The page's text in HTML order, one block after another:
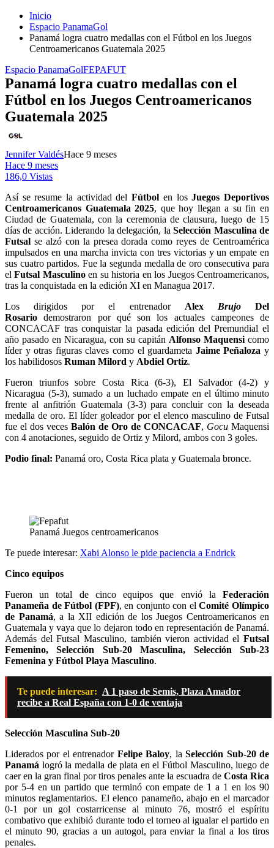
Inicio
Espacio PanamaGol
Panamá logra cuatro medallas con el Fútbol en los Juegos
Centroamericanos Guatemala 2025
Espacio PanamaGolFEPAFUT
Panamá logra cuatro medallas con el
Fútbol en los Juegos Centroamericanos
Guatemala 2025
Jennifer ValdésHace 9 meses
Hace 9 meses
186,0 Vistas
Así se resume la actividad delFútbol en losJuegos Deportivos
Centroamericanos Guatemala 2025, que hoy llegan a su fin en
Ciudad de Guatemala, con la ceremonia de clausura, luego de 15
días de acción. Liderando la delegación, laSelección Masculina de
Futsal se alzó con la presea dorada como reyes de Centroamérica
impulsados en una marcha invicta con tres victorias y un empate en
sus cuatro partidos. Fue la segunda medalla de oro consecutiva para
elFutsal Masculinoen su historia en los Juegos Centroamericanos,
tras la conquistada en la edición XI en Managua 2017.
Los dirigidos por el entrenador Alex BrujoDel
Rosario demostraron por qué son los actuales campeones de
CONCACAF tras conquistar la pasada edición del Premundial el
año pasado en Nicaragua, con su capitán Alfonso Maquensi como
líder y otras figuras claves como el guardameta Jaime Peñaloza y
los habilidosos Ruman Milord y Abdiel Ortiz.
Fueron triunfos sobre Costa Rica (6-3), El Salvador (4-2) y
Nicaragua (5-3), sumado a un luchado empate en el último minuto
frente al anfitrión Guatemala (3-3) para concluir con la deseada
medalla de oro. El líder goleador por el elenco masculino de Futsal
fue el dos veces Balón de Oro de CONCACAF, Gocu Maquensi
con 4 anotaciones, seguido de Ortiz y Milord, ambos con 3 goles.
Podio final: Panamá oro, Costa Rica plata y Guatemala bronce.
Panamá Juegos centroamericanos
Te puede interesar: Xabi Alonso le pide paciencia a Endrick
Cinco equipos
Fueron un total de cinco equipos que envió la Federación
Panameña de Fútbol (FPF), en conjunto con elComité Olímpico
de Panamá, a la XII edición de los Juegos Centroamericanos en
Guatemala y vaya que lo dejaron todo en representación de Panamá.
Además del Futsal Masculino, también vieron actividad el Futsal
Femenino, Selección Sub-20 Masculina, Selección Sub-23
Femenina y Fútbol Playa Masculino.
Te puede interesar: A 1 paso de Semis, Plaza Amador
recibe a Real España con 1-0 de ventaja
Selección Masculina Sub-20
Liderados por el entrenador Felipe Baloy, laSelección Sub-20 de
Panamá logró la medalla de plata en el Fútbol Masculino, luego de
caer en la gran final por tiros penales ante la escuadra de Costa Rica
por 5-4 en un partido que terminó con empate de 1 a 1 en los 90
minutos reglamentarios. El elenco panameño, abajo en el marcador
0-1 por un gol costarricense al minuto 76, mostró el espíritu
combativo que exhibió durante todo el torneo al igualar el partido en
el minuto 90, gracias a un autogol, para enviar la final a los tiros
penales.